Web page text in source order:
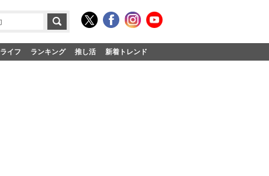
ライフ ランキング 推し活 新着トレンド